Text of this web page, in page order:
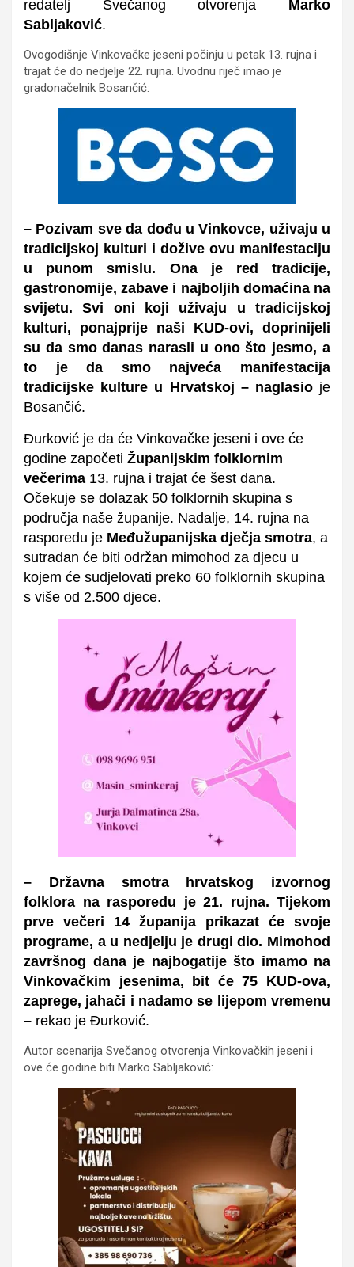
redatelj Svečanog otvorenja Marko
Sabljaković.
Ovogodišnje Vinkovačke jeseni počinju u petak 13. rujna i
trajat će do nedjelje 22. rujna. Uvodnu riječ imao je
gradonačelnik Bosančić:
– Pozivam sve da dođu u Vinkovce, uživaju u
tradicijskoj kulturi i dožive ovu manifestaciju
u punom smislu. Ona je red tradicije,
gastronomije, zabave i najboljih domaćina na
svijetu. Svi oni koji uživaju u tradicijskoj
kulturi, ponajprije naši KUD-ovi, doprinijeli
su da smo danas narasli u ono što jesmo, a
to je da smo najveća manifestacija
tradicijske kulture u Hrvatskoj – naglasio je
Bosančić.
Đurković je da će Vinkovačke jeseni i ove će
godine započeti Županijskim folklornim
večerima 13. rujna i trajat će šest dana.
Očekuje se dolazak 50 folklornih skupina s
područja naše županije. Nadalje, 14. rujna na
rasporedu je Međužupanijska dječja smotra, a
sutradan će biti održan mimohod za djecu u
kojem će sudjelovati preko 60 folklornih skupina
s više od 2.500 djece.
– Državna smotra hrvatskog izvornog
folklora na rasporedu je 21. rujna. Tijekom
prve večeri 14 županija prikazat će svoje
programe, a u nedjelju je drugi dio. Mimohod
završnog dana je najbogatije što imamo na
Vinkovačkim jesenima, bit će 75 KUD-ova,
zaprege, jahači i nadamo se lijepom vremenu
– rekao je Đurković.
Autor scenarija Svečanog otvorenja Vinkovačkih jeseni i
ove će godine biti Marko Sabljaković: